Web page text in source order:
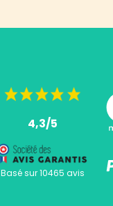
4,3/5
Basé sur 10465 avis